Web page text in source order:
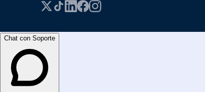
Chat con Soporte